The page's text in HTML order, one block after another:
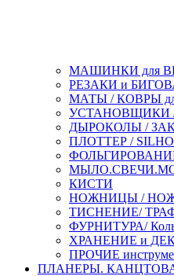
МАШИНКИ для
РЕЗАКИ и
МАТЫ / КОВРЫ
УСТАНОВЩИКИ
ДЫРОКОЛЫ /
ПЛОТТЕР /
КИСТИ
НОЖНИЦЫ / НОЖИ
ТИСНЕНИЕ/
ФУРНИТУРА/
ХРАНЕНИЕ и
ПРОЧИЕ
ПЛАНЕРЫ.